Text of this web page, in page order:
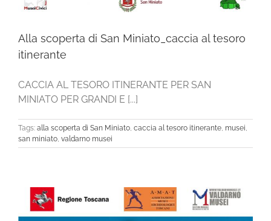
Alla scoperta di San Miniato_caccia al tesoro
itinerante
CACCIA AL TESORO ITINERANTE PER SAN
MINIATO PER GRANDI E [...]
Tags: alla scoperta di San Miniato, caccia al tesoro itinerante, musei,
san miniato, valdarno musei